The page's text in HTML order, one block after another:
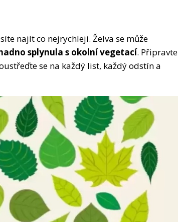
najít co nejrychleji. Želva se může
splynula s okolní vegetací. Připravte
se na každý list, každý odstín a